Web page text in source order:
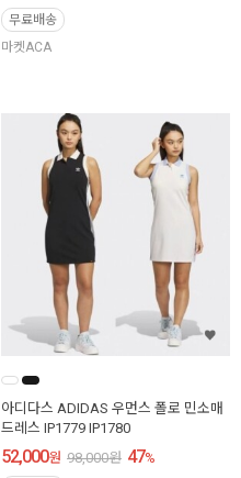
무료배송
마켓ACA
아디다스 ADIDAS 우먼스 폴로 민소매
드레스 IP1779 IP1780
52,000원 98,000원 47%